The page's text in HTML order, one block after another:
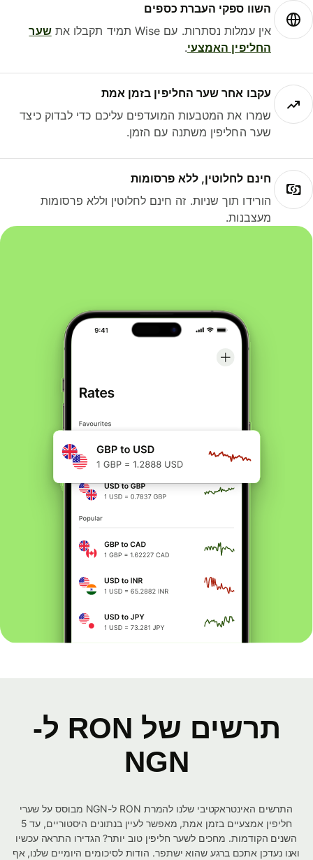
השוו ספקי העברת כספים
אין עמלות נסתרות. עם Wise תמיד תקבלו את
שער
החליפין האמצעי.
עקבו אחר שער החליפין בזמן אמת
שמרו את המטבעות המועדפים עליכם כדי לבדוק כיצד
שער החליפין משתנה עם הזמן.
חינם לחלוטין, ללא פרסומות
הורידו תוך שניות. זה חינם לחלוטין וללא פרסומות
מעצבנות.
תרשים של RON ל-
NGN
התרשים האינטראקטיבי שלנו להמרת RON ל-NGN מבוסס על שערי
חליפין אמצעיים בזמן אמת, מאפשר לעיין בנתונים היסטוריים, עד 5
השנים הקודמות. מחכים לשער חליפין טוב יותר? הגדירו התראה עכשיו
ואנו נעדכן אתכם ברגע שהוא ישתפר. הודות לסיכומים היומיים שלנו, אף